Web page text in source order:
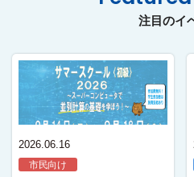
注目のイ
2026.06.16
市民向け